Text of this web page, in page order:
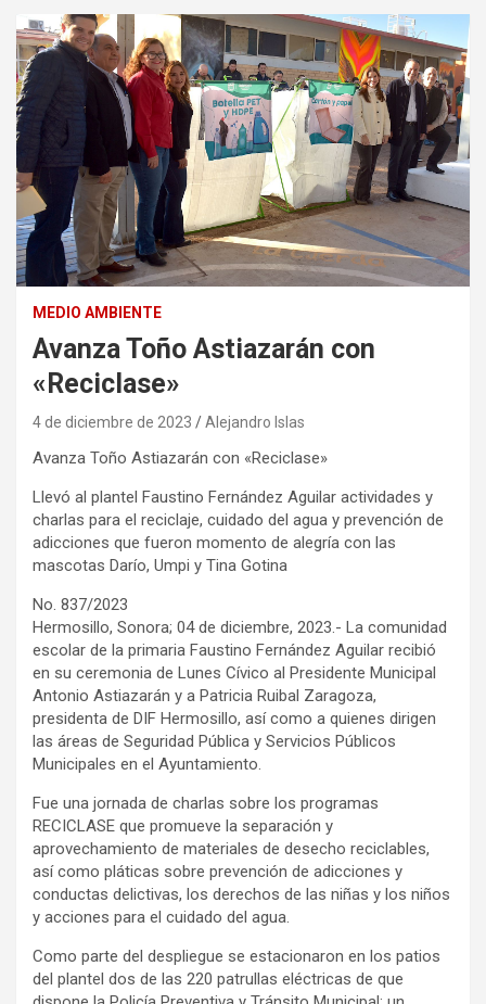
MEDIO AMBIENTE
Avanza Toño Astiazarán con
«Reciclase»
4 de diciembre de 2023 Alejandro Islas
Avanza Toño Astiazarán con «Reciclase»
Llevó al plantel Faustino Fernández Aguilar actividades y
charlas para el reciclaje, cuidado del agua y prevención de
adicciones que fueron momento de alegría con las
mascotas Darío, Umpi y Tina Gotina
No. 837/2023
Hermosillo, Sonora; 04 de diciembre, 2023.- La comunidad
escolar de la primaria Faustino Fernández Aguilar recibió
en su ceremonia de Lunes Cívico al Presidente Municipal
Antonio Astiazarán y a Patricia Ruibal Zaragoza,
presidenta de DIF Hermosillo, así como a quienes dirigen
las áreas de Seguridad Pública y Servicios Públicos
Municipales en el Ayuntamiento.
Fue una jornada de charlas sobre los programas
RECICLASE que promueve la separación y
aprovechamiento de materiales de desecho reciclables,
así como pláticas sobre prevención de adicciones y
conductas delictivas, los derechos de las niñas y los niños
y acciones para el cuidado del agua.
Como parte del despliegue se estacionaron en los patios
del plantel dos de las 220 patrullas eléctricas de que